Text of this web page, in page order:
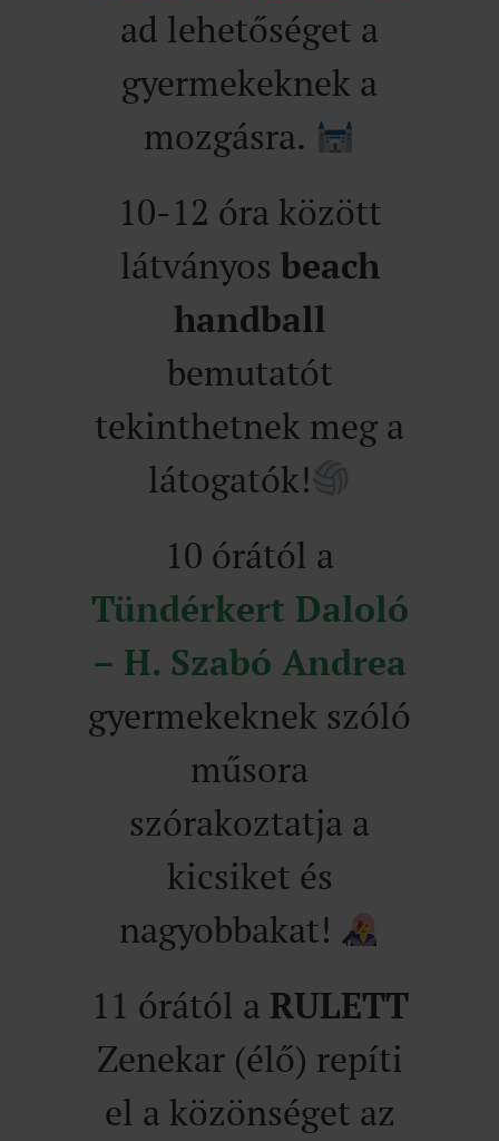
ad lehetőséget a
gyermekeknek a
mozgásra.
10-12 óra között
látványos beach
handball
bemutatót
tekinthetnek meg a
látogatók!
10 órától a
Tündérkert Daloló
– H. Szabó Andrea
gyermekeknek szóló
műsora
szórakoztatja a
kicsiket és
nagyobbakat!
11 órától a RULETT
Zenekar (élő) repíti
el a közönséget az